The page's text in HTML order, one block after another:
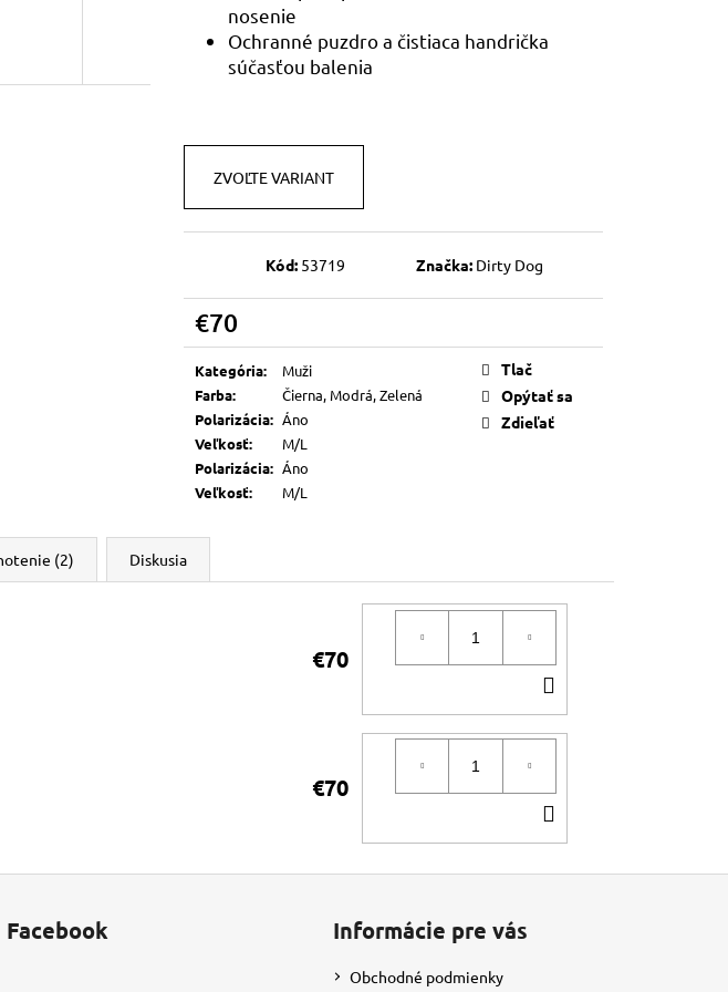
nosenie
Ochranné puzdro a čistiaca handrička
súčasťou balenia
ZVOĽTE VARIANT
Kód: 53719 Značka: Dirty Dog
€70
Jednotková
cena:
Kategória:
Muži
Farba:
Čierna, Modrá, Zelená
Polarizácia: Áno
Veľkosť:
M/L
Polarizácia: Áno
Veľkosť: M/L
Tlač
Opýtať sa
Zdieľať
(2) Diskusia
€70
KOŠÍKA
€70
KOŠÍKA
Facebook Informácie pre vás
Obchodné podmienky